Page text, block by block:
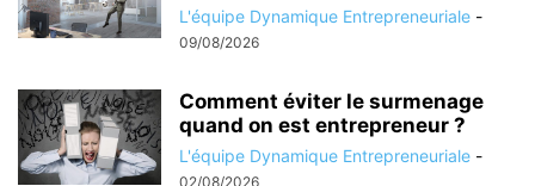
L'équipe Dynamique Entrepreneuriale -
09/08/2026
Comment éviter le surmenage
quand on est entrepreneur ?
L'équipe Dynamique Entrepreneuriale -
02/08/2026